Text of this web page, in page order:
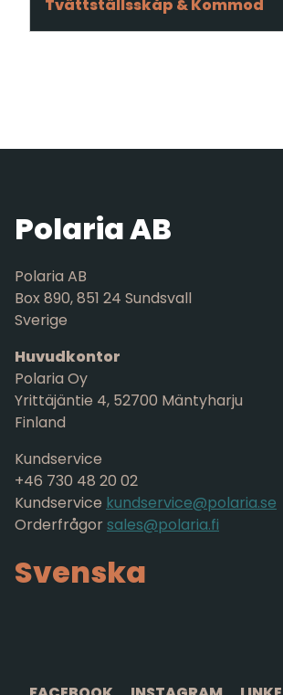
Tvättställsskåp & Kommod
Polaria AB
Polaria AB
Box 890, 851 24 Sundsvall
Sverige
Huvudkontor
Polaria Oy
Yrittäjäntie 4, 52700 Mäntyharju
Finland
Kundservice
+46 730 48 20 02
Kundservice kundservice@polaria.se
Orderfrågorsales@polaria.fi
Svenska